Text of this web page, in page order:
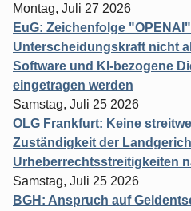
Montag, Juli 27 2026
EuG: Zeichenfolge
Unterscheidungskraft nicht
Software und KI-bezogene
eingetragen werden
Samstag, Juli 25 2026
OLG Frankfurt: Keine
Zuständigkeit der
Urheberrechtsstreitigkeiten
Samstag, Juli 25 2026
BGH: Anspruch auf